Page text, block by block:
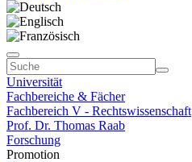
Universität
Fachbereiche & Fächer
Fachbereich V - Rechtswissenschaft
Prof. Dr. Thomas Raab
Forschung
Promotion